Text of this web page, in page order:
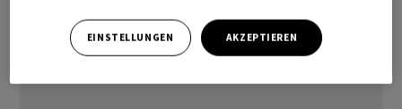
EINSTELLUNGEN AKZEPTIEREN